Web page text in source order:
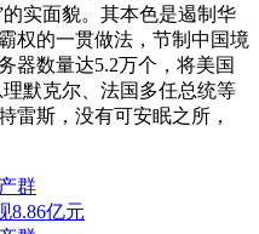
实面貌。其本色是遏制华
权的一贯做法，节制中国境
器数量达5.2万个，将美国
默克尔、法国多任总统等
雷斯，没有可安眠之所，
群
8.86亿元